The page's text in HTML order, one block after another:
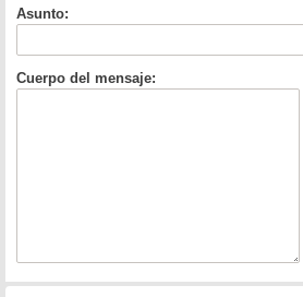
Asunto:
Cuerpo del mensaje: